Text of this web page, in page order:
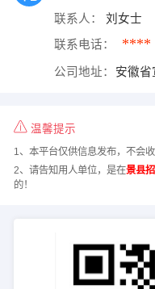
联系人： 刘女士
联系电话： ****
公司地址： 安徽省
温馨提示
1、本平台仅供信息发布，不会
2、请告知用人单位，是在景县
的！